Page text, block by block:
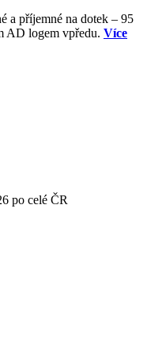
a příjemné na dotek – 95
AD logem vpředu. Více
po celé ČR